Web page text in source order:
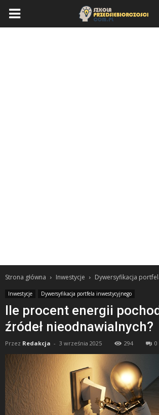
Strona główna Inwestycje Dywersyfikacja
Inwestycje Dywersyfikacja portfela inwestycyjnego
Ile procent energii
źródeł nieodnawialnych?
Przez Redakcja - 3 września 2025 294 0